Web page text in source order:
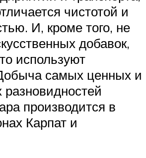
чистотой и
И, кроме того, не
добавок,
используют
самых ценных и
разновидностей
производится в
Карпат и